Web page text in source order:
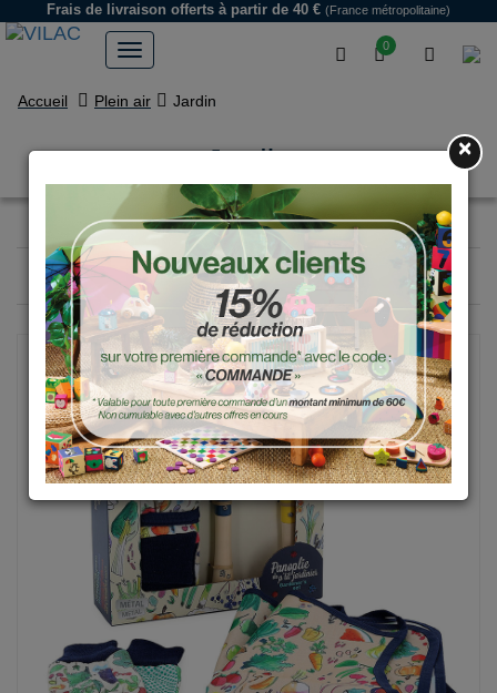
0
Frais de livraison offerts à partir de 40 € (France métropolitaine)
Accueil Plein air Jardin
Jardin
Filtrer 5produits
×